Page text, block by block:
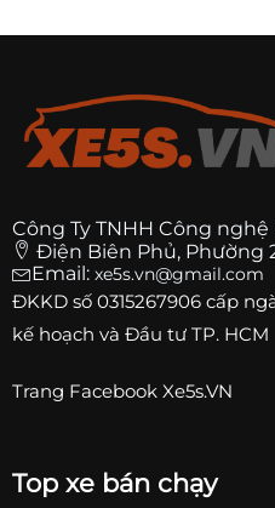
Công Ty TNHH Công nghệ
Điện Biên Phủ, Phường
Email: xe5s.vn@gmail.com
ĐKKD số 0315267906 cấp
kế hoạch và Đầu tư TP. HCM
Trang Facebook Xe5s.VN
Top xe bán chạy